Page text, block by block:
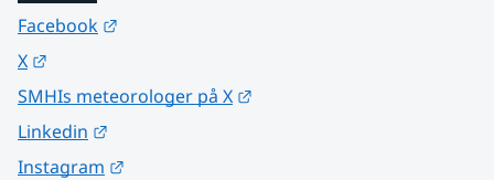
Facebook
X
SMHIs meteorologer på X
Linkedin
Instagram